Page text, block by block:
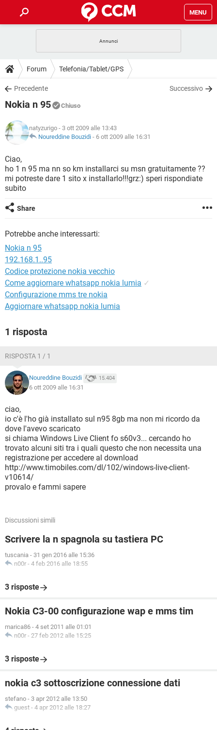
MENU
INTRATTENIMENTO ANDROID
iOS
INSTAGRAM
TIKTOK
HARDWARE
GUIDE
COVID-19 GAMING
INSTAGRAM WHATSAPP
TIKTOK
HARDWARE
DOWNLOAD
COVID-19
INTRATTENIMENTO
iOS WINDOWS 10
INSTAGRAM
TIKTOK FACEBOOK
HARDWARE
COVID-19 GAMING
INTRATTENIMENTO
iOS
INSTAGRAM WHATSAPP
HARDWARE
GLOSSARIO
COVID-19
INTRATTENIMENTO ANDROID
iOS
INSTAGRAM
HARDWARE
Forum Telefonia/Tablet/GPS
Precedente Successivo
Nokia n 95 Chiuso
natyzurigo - 3 ott 2009 alle 13:43
Noureddine Bouzidi - 6 ott 2009 alle 16:31
Ciao,
ho 1 n 95 ma nn so km installarci su msn gratuitamente ??
mi potreste dare 1 sito x installarlo!!!grz:) speri rispondiate
subito
Share
Potrebbe anche interessarti:
Nokia n 95
192.168.1..95
Codice protezione nokia vecchio
Come aggiornare whatsapp nokia lumia ✓
Configurazione mms tre nokia
Aggiornare whatsapp nokia lumia
1 risposta
RISPOSTA 1 / 1
Noureddine Bouzidi 15.404
6 ott 2009 alle 16:31
ciao,
io c'è l'ho già installato sul n95 8gb ma non mi ricordo da
dove l'avevo scaricato
si chiama Windows Live Client fo s60v3... cercando ho
trovato alcuni siti tra i quali questo che non necessita una
registrazione per accedere al download
http://www.timobiles.com/dl/102/windows-live-client-
v10614/
provalo e fammi sapere
Discussioni simili
Scrivere la n spagnola su tastiera PC
tuscania - 31 gen 2016 alle 15:36
n00r - 4 feb 2016 alle 18:55
3 risposte
Nokia C3-00 configurazione wap e mms tim
marica86 - 4 set 2011 alle 01:01
n00r - 27 feb 2012 alle 15:25
3 risposte
nokia c3 sottoscrizione connessione dati
stefano - 3 apr 2012 alle 13:50
guest - 4 apr 2012 alle 18:27